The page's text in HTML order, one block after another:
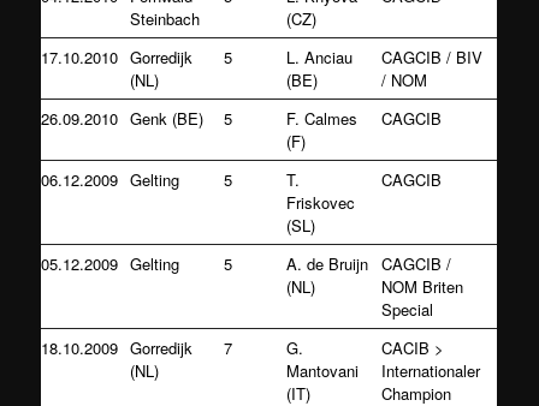
Steinbach
(CZ)
17.10.2010 Gorredijk
(NL)
5
L. Anciau
(BE)
CAGCIB / BIV
/ NOM
26.09.2010 Genk (BE) 5
F. Calmes
(F)
CAGCIB
06.12.2009 Gelting 5
T.
Friskovec
(SL)
CAGCIB
05.12.2009 Gelting 5
A. de Bruijn
(NL)
CAGCIB /
NOM Briten
Special
18.10.2009 Gorredijk
(NL)
7
G.
Mantovani
(IT)
CACIB >
Internationaler
Champion